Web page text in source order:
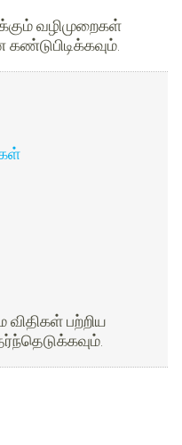
வழிமுறைகள்
கண்டுபிடிக்கவும்.
பற்றிய